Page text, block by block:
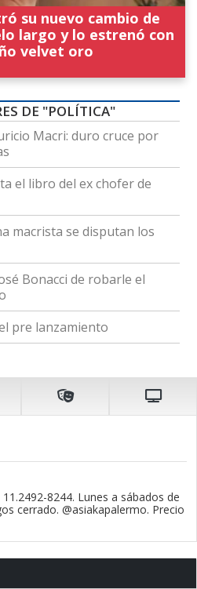
su nuevo cambio de
largo y lo estrenó con
velvet oro
DE "POLÍTICA"
Macri: duro cruce por
el libro del ex chofer de
macrista se disputan los
Bonacci de robarle el
pre lanzamiento
8244. Lunes a sábados de
cerrado. @asiakapalermo. Precio